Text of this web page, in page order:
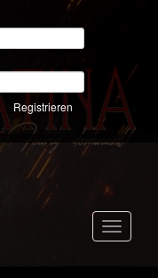
Registrieren